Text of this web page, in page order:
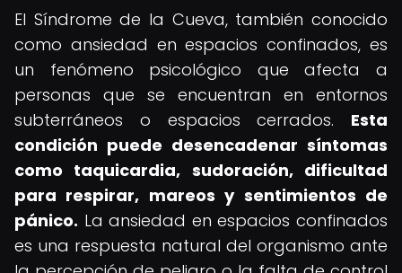
El Síndrome de la Cueva, también conocido
como ansiedad en espacios confinados, es
un fenómeno psicológico que afecta a
personas que se encuentran en entornos
subterráneos o espacios cerrados. Esta
condición puede desencadenar síntomas
como taquicardia, sudoración, dificultad
para respirar, mareos y sentimientos de
pánico. La ansiedad en espacios confinados
es una respuesta natural del organismo ante